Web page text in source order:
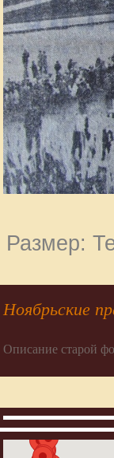
Размер:
Ноябрьские
Описание старой